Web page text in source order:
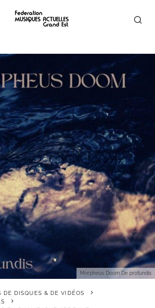
Morpheus Doom De profundis
DE DISQUES & DE VIDÉOS